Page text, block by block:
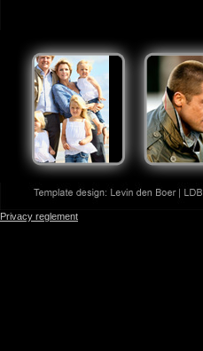
Privacy reglement